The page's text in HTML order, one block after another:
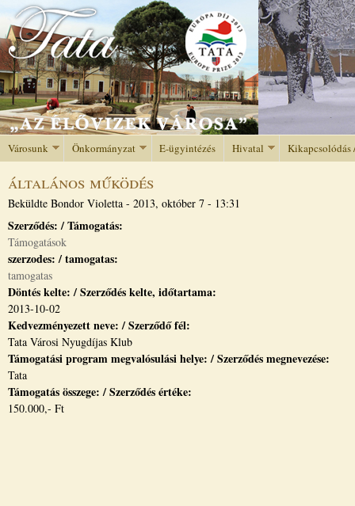
Jump to navigation
Városunk Önkormányzat E-ügyintézés Hivatal Kikapcsolódás
általános működés
Beküldte Bondor Violetta - 2013, október 7 - 13:31
Szerződés: / Támogatás:
Támogatások
szerzodes: / tamogatas:
tamogatas
Döntés kelte: / Szerződés kelte, időtartama:
2013-10-02
Kedvezményezett neve: / Szerződő fél:
Tata Városi Nyugdíjas Klub
Támogatási program megvalósulási helye: / Szerződés megnevezése:
Tata
Támogatás összege: / Szerződés értéke:
150.000,- Ft